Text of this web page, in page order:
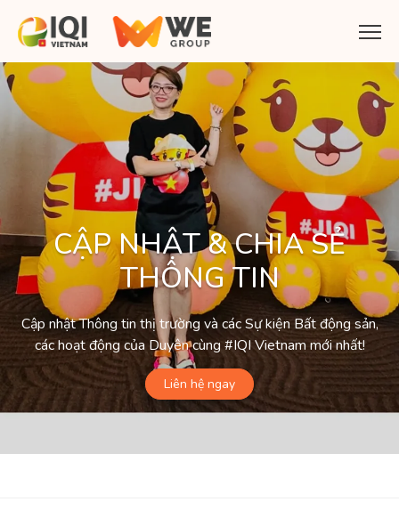
CẬP NHẬT & CHIA SẺ
THÔNG TIN
Cập nhật Thông tin thị trường và các Sự kiện Bất động sản,
các hoạt động của Duyên cùng #IQI Vietnam mới nhất!
Liên hệ ngay